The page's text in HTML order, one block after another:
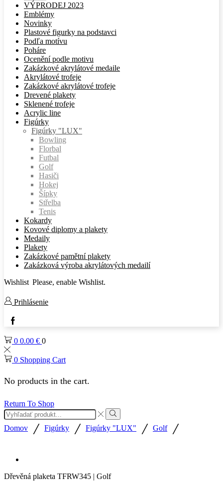
VÝPRODEJ 2023
Emblémy
Novinky
Plastové figurky na podstavci
Podľa motívu
Poháre
Ocenění podle motivu
Zakázkové akrylátové medaile
Akrylátové trofeje
Zakázkové akrylátové trofeje
Drevené plakety
Sklenené trofeje
Acrylic line
Figúrky
Figúrky "LUX"
Bowling
Florbal
Futbal
Golf
Hasiči
Hokej
Šípky
Střelba
Tenis
Kokardy
Kovové diplomy a plakety
Medaily
Plakety
Zakázkové pamětní plakety
Zakázková výroba akrylátových medailí
Wishlist Please, enable Wishlist.
Prihlásenie
Facebook
0 0.00 € 0
0 Shopping Cart
No products in the cart.
Return To Shop
Search
input
Search
Domov / Figúrky / Figúrky "LUX" / Golf /
Dřevěná plaketa TFRW345 | Golf